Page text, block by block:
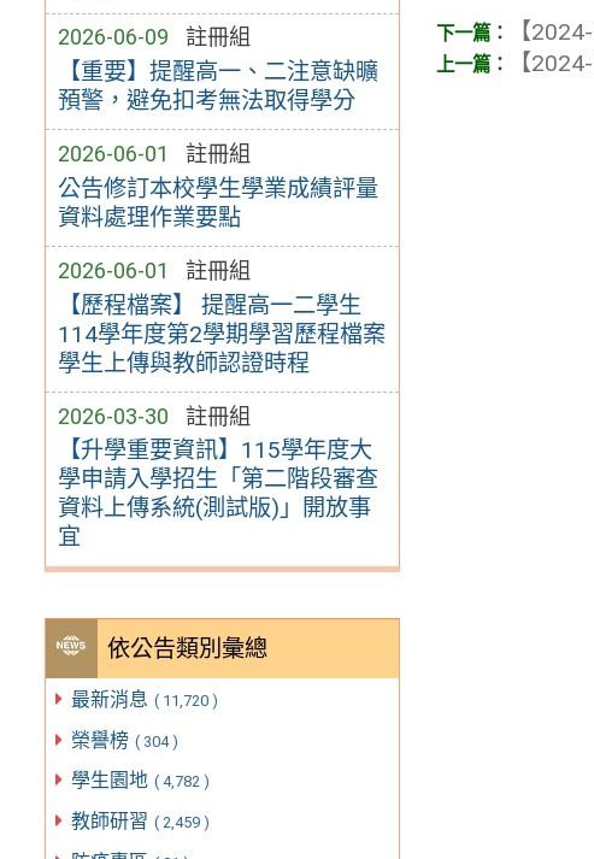
2026-06-09 註冊組
【重要】提醒高一、二注意缺曠
預警，避免扣考無法取得學分
2026-06-01 註冊組
公告修訂本校學生學業成績評量
資料處理作業要點
2026-06-01 註冊組
【歷程檔案】 提醒高一二學生
114學年度第2學期學習歷程檔案
學生上傳與教師認證時程
2026-03-30 註冊組
【升學重要資訊】115學年度大
學申請入學招生「第二階段審查
資料上傳系統(測試版)」開放事
宜
依公告類別彙總
最新消息 ( 11,720 )
榮譽榜 ( 304 )
學生園地 ( 4,782 )
教師研習 ( 2,459 )
【
【